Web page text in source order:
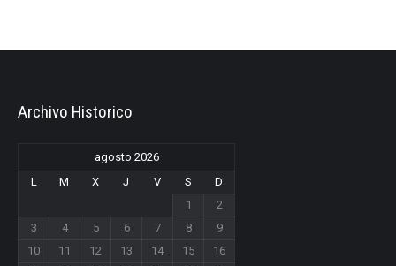
Archivo Historico
agosto 2026
L
M X J V S
D
1
2
3
4 5 6 7 8
9
10
11 12 13 14 15
16